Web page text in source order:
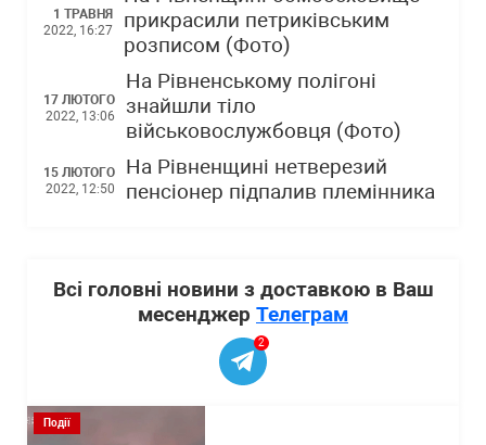
1 ТРАВНЯ
2022, 16:27
прикрасили петриківським
розписом (Фото)
17 ЛЮТОГО
2022, 13:06
На Рівненському полігоні
знайшли тіло
військовослужбовця (Фото)
15 ЛЮТОГО
2022, 12:50
На Рівненщині нетверезий
пенсіонер підпалив племінника
Всі головні новини з доставкою в Ваш
месенджер Телеграм
2
Події